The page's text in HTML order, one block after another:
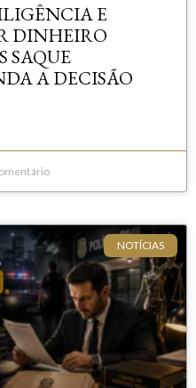
E
DINHEIRO
SAQUE
A DECISÃO
NOTÍCIAS